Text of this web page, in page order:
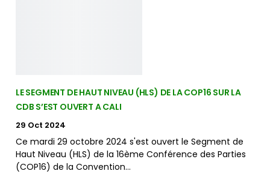
LE SEGMENT DE HAUT NIVEAU (HLS) DE LA COP16 SUR LA
CDB S’EST OUVERT A CALI
29 Oct 2024
Ce mardi 29 octobre 2024 s'est ouvert le Segment de
Haut Niveau (HLS) de la 16ème Conférence des Parties
(COP16) de la Convention…